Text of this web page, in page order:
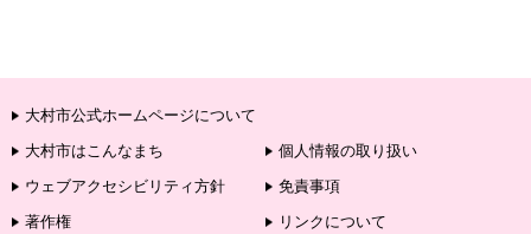
大村市公式ホームページについて
大村市はこんなまち
個人情報の取り扱い
ウェブアクセシビリティ方針
免責事項
著作権
リンクについて